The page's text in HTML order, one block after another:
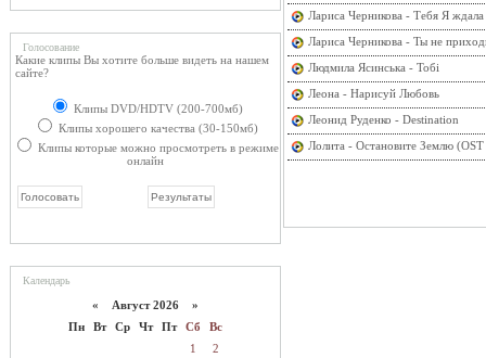
Голосование
Какие клипы Вы хотите больше видеть на нашем
сайте?
Клипы DVD/HDTV (200-700мб)
Клипы хорошего качества (30-150мб)
Клипы которые можно просмотреть в режиме
онлайн
Календарь
« Август 2026 »
Пн
Вт Ср Чт Пт Сб
Вс
1
2
Лариса Черникова - Тебя Я ждала
Лариса Черникова - Ты не
Людмила Ясинська - Тобi
Леона - Нарисуй Любовь
Леонид Руденко - Destination
Лолита - Остановите Землю (OST